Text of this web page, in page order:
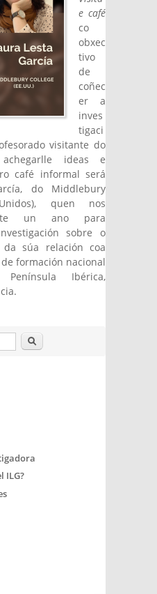
e café
co
obxec
tivo
de
coñec
er a
inves
tigaci
visitante do
ideas e
café informal será
do Middlebury
quen nos
un ano para
sobre o
súa relación coa
formación nacional
Ibérica,
Buscar
ILG?